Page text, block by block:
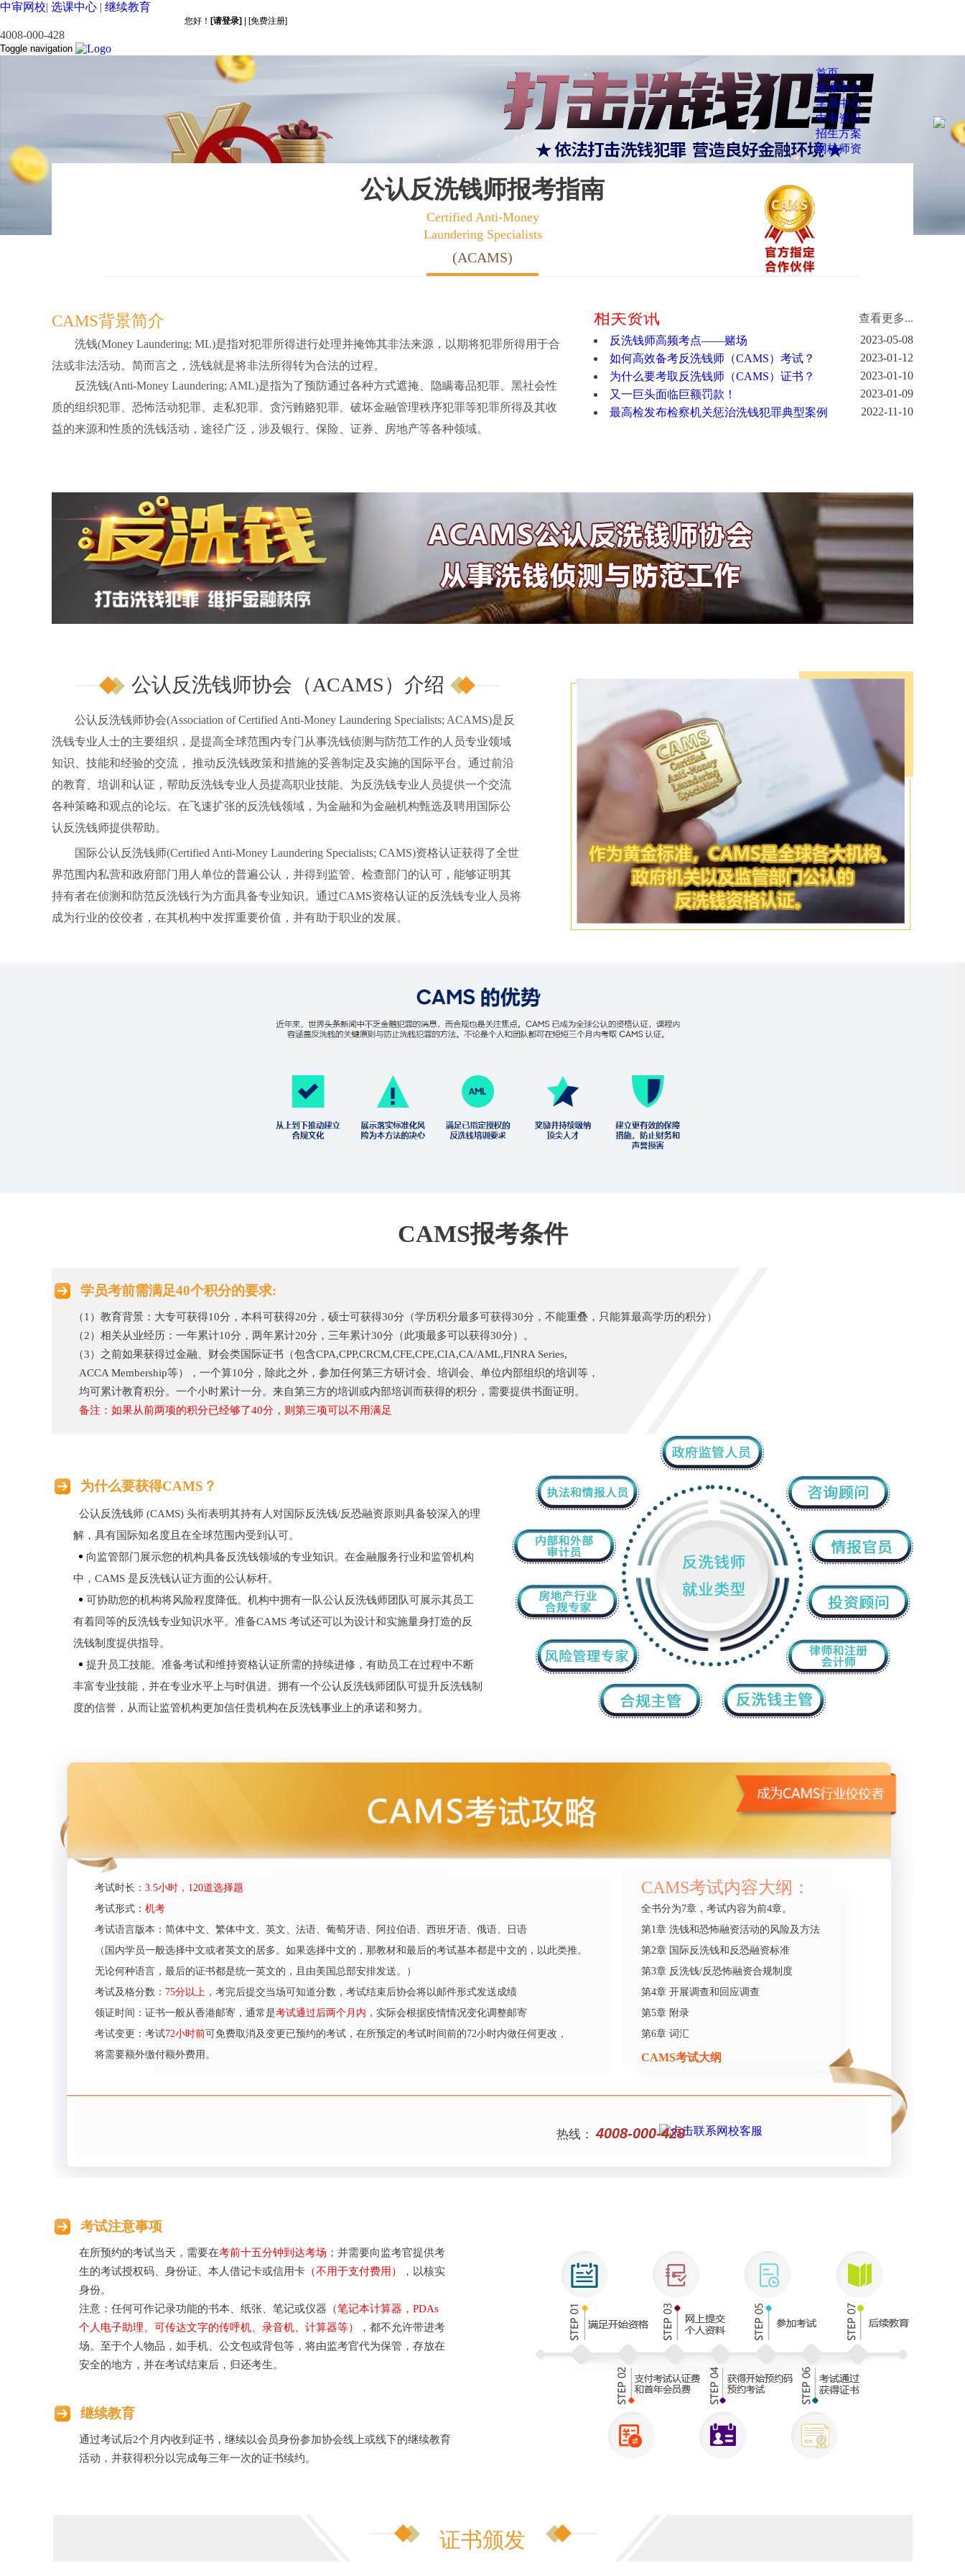
中审网校| 选课中心 | 继续教育
4008-000-428
Toggle navigation
首页
选课中心
学员中心
中审资讯
招生方案
网校师资
公认反洗钱师报考指南
Certified Anti-Money
Laundering Specialists
(ACAMS)
CAMS背景简介
洗钱(Money Laundering; ML)是指对犯罪所得进行处理并掩饰其非法来源，以期将犯罪所得用于合
法或非法活动。简而言之，洗钱就是将非法所得转为合法的过程。
反洗钱(Anti-Money Laundering; AML)是指为了预防通过各种方式遮掩、隐瞒毒品犯罪、黑社会性
质的组织犯罪、恐怖活动犯罪、走私犯罪、贪污贿赂犯罪、破坏金融管理秩序犯罪等犯罪所得及其收
益的来源和性质的洗钱活动，途径广泛，涉及银行、保险、证券、房地产等各种领域。
相关资讯
查看更多...
2023-05-08
反洗钱师高频考点——赌场
2023-01-12
如何高效备考反洗钱师（CAMS）考试？
2023-01-10
为什么要考取反洗钱师（CAMS）证书？
2023-01-09
又一巨头面临巨额罚款！
2022-11-10
最高检发布检察机关惩治洗钱犯罪典型案例
公认反洗钱师协会（ACAMS）介绍
公认反洗钱师协会(Association of Certified Anti-Money Laundering Specialists; ACAMS)是反
洗钱专业人士的主要组织，是提高全球范围内专门从事洗钱侦测与防范工作的人员专业领域
知识、技能和经验的交流， 推动反洗钱政策和措施的妥善制定及实施的国际平台。通过前沿
的教育、培训和认证，帮助反洗钱专业人员提高职业技能。为反洗钱专业人员提供一个交流
各种策略和观点的论坛。在飞速扩张的反洗钱领域，为金融和为金融机构甄选及聘用国际公
认反洗钱师提供帮助。
国际公认反洗钱师(Certified Anti-Money Laundering Specialists; CAMS)资格认证获得了全世
界范围内私营和政府部门用人单位的普遍公认，并得到监管、检查部门的认可，能够证明其
持有者在侦测和防范反洗钱行为方面具备专业知识。通过CAMS资格认证的反洗钱专业人员将
成为行业的佼佼者，在其机构中发挥重要价值，并有助于职业的发展。
CAMS报考条件
学员考前需满足40个积分的要求:
（1）教育背景：大专可获得10分，本科可获得20分，硕士可获得30分（学历积分最多可获得30分，不能重叠，只能算最高学历的积分）
（2）相关从业经历：一年累计10分，两年累计20分，三年累计30分（此项最多可以获得30分）。
（3）之前如果获得过金融、财会类国际证书（包含CPA,CPP,CRCM,CFE,CPE,CIA,CA/AML,FINRA Series,
ACCA Membership等），一个算10分，除此之外，参加任何第三方研讨会、培训会、单位内部组织的培训等，
均可累计教育积分。一个小时累计一分。来自第三方的培训或内部培训而获得的积分，需要提供书面证明。
备注：如果从前两项的积分已经够了40分，则第三项可以不用满足
为什么要获得CAMS？
公认反洗钱师 (CAMS) 头衔表明其持有人对国际反洗钱/反恐融资原则具备较深入的理
解，具有国际知名度且在全球范围内受到认可。
向监管部门展示您的机构具备反洗钱领域的专业知识。在金融服务行业和监管机构
中，CAMS 是反洗钱认证方面的公认标杆。
可协助您的机构将风险程度降低。机构中拥有一队公认反洗钱师团队可展示其员工
有着同等的反洗钱专业知识水平。准备CAMS 考试还可以为设计和实施量身打造的反
洗钱制度提供指导。
提升员工技能。准备考试和维持资格认证所需的持续进修，有助员工在过程中不断
丰富专业技能，并在专业水平上与时俱进。拥有一个公认反洗钱师团队可提升反洗钱制
度的信誉，从而让监管机构更加信任贵机构在反洗钱事业上的承诺和努力。
考试时长： 3.5小时，120道选择题
考试形式： 机考
考试语言版本：简体中文、繁体中文、英文、法语、葡萄牙语、阿拉伯语、西班牙语、俄语、日语
（国内学员一般选择中文或者英文的居多。如果选择中文的，那教材和最后的考试基本都是中文的，以此类推。
无论何种语言，最后的证书都是统一英文的，且由美国总部安排发送。）
考试及格分数： 75分以上， 考完后提交当场可知道分数，考试结束后协会将以邮件形式发送成绩
领证时间：证书一般从香港邮寄，通常是考试通过后两个月内 ，实际会根据疫情情况变化调整邮寄
考试变更：考试72小时前可免费取消及变更已预约的考试，在所预定的考试时间前的72小时内做任何更改，
将需要额外缴付额外费用。
CAMS考试内容大纲：
全书分为7章，考试内容为前4章。
第1章 洗钱和恐怖融资活动的风险及方法
第2章 国际反洗钱和反恐融资标准
第3章 反洗钱/反恐怖融资合规制度
第4章 开展调查和回应调查
第5章 附录
第6章 词汇
CAMS考试大纲
热线： 4008-000-428
考试注意事项
在所预约的考试当天，需要在考前十五分钟到达考场 ；并需要向监考官提供考
生的考试授权码、身份证、本人借记卡或信用卡 （不用于支付费用）
，以核实
身份。
注意：任何可作记录功能的书本、纸张、笔记或仪器 （笔记本计算器，PDAs
个人电子助理、可传达文字的传呼机、录音机、计算器等）
，都不允许带进考
场。至于个人物品，如手机、公文包或背包等，将由监考官代为保管，存放在
安全的地方，并在考试结束后，归还考生。
继续教育
通过考试后2个月内收到证书，继续以会员身份参加协会线上或线下的继续教育
活动，并获得积分以完成每三年一次的证书续约。
证书颁发